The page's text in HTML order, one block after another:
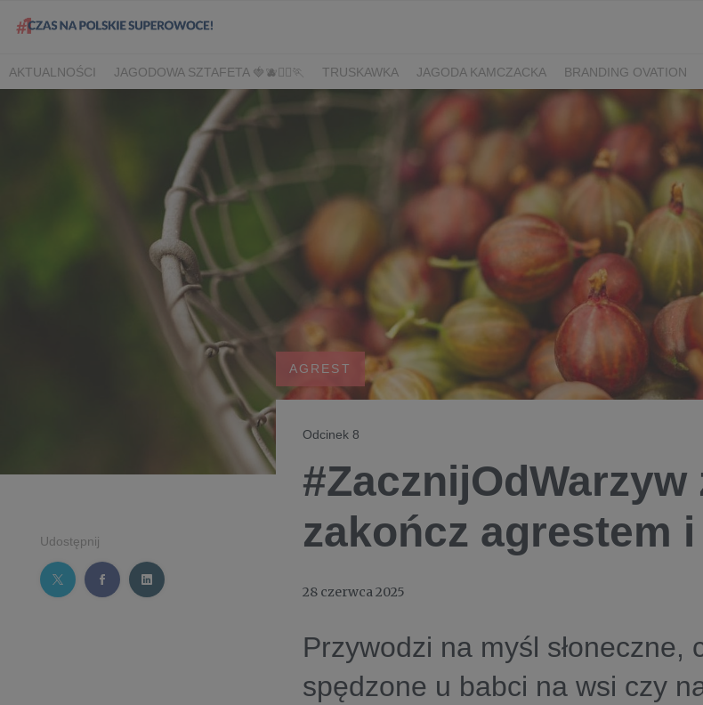
AKTUALNOŚCI JAGODOWA SZTAFETA 🍓🫐🏃‍♀️🏃 TRUSKAWKA JAGODA KAMCZACKA BRANDING OVATION
DLA PLANTATORÓW NARODOWY DZIEŃ SPORTU ŻURAWINA MINIKIWI
CORE TEAM PRZETWORY PRZEPISY PIWO
OWOCOWE LATO W KONESERZE
DZIEŃ POLSKIEJ BORÓWKI WYBORY
WYBORY 2021 WYBORY 2020 LATO Z BORÓWKAMI 2018 ENGLISH
Udostępnij
AGREST
Odcinek 8
zakończ agrestem
28 czerwca 2025
Przywodzi na myśl słoneczne,
spędzone u babci na wsi czy